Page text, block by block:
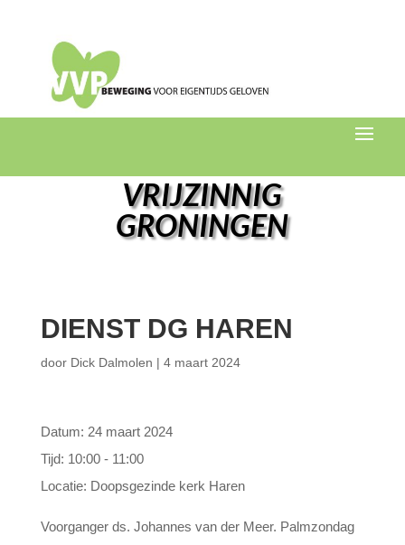
VRIJZINNIG
GRONINGEN
DIENST DG HAREN
door Dick Dalmolen | 4 maart 2024
Datum: 24 maart 2024
Tijd: 10:00 - 11:00
Locatie: Doopsgezinde kerk Haren
Voorganger ds. Johannes van der Meer. Palmzondag